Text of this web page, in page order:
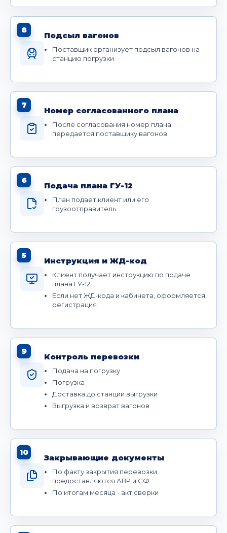
8
Подсыл вагонов
Поставщик организует подсыл вагонов на
станцию погрузки
7
Номер согласованного плана
После согласования номер плана
передается поставщику вагонов
6
Подача плана ГУ-12
План подает клиент или его
грузоотправитель
5
Инструкция и ЖД-код
Клиент получает инструкцию по подаче
плана ГУ-12
Если нет ЖД-кода и кабинета, оформляется
регистрация
9
Контроль перевозки
Подача на погрузку
Погрузка
Доставка до станции выгрузки
Выгрузка и возврат вагонов
10
Закрывающие документы
По факту закрытия перевозки
предоставляются АВР и СФ
По итогам месяца - акт сверки